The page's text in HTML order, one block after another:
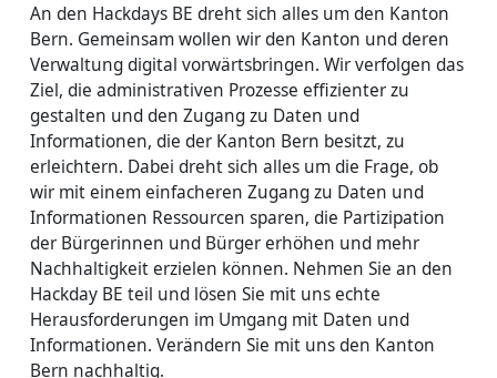
An den Hackdays BE dreht sich alles um den Kanton
Bern. Gemeinsam wollen wir den Kanton und deren
Verwaltung digital vorwärtsbringen. Wir verfolgen das
Ziel, die administrativen Prozesse effizienter zu
gestalten und den Zugang zu Daten und
Informationen, die der Kanton Bern besitzt, zu
erleichtern. Dabei dreht sich alles um die Frage, ob
wir mit einem einfacheren Zugang zu Daten und
Informationen Ressourcen sparen, die Partizipation
der Bürgerinnen und Bürger erhöhen und mehr
Nachhaltigkeit erzielen können. Nehmen Sie an den
Hackday BE teil und lösen Sie mit uns echte
Herausforderungen im Umgang mit Daten und
Informationen. Verändern Sie mit uns den Kanton
Bern nachhaltig.